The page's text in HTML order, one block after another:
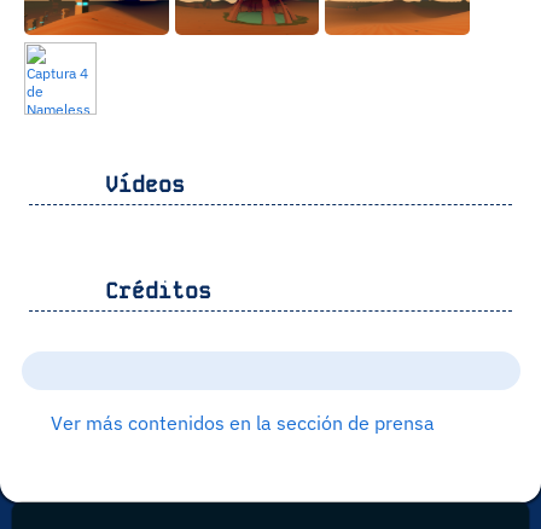
Vídeos
Créditos
Ver más contenidos en la sección de prensa